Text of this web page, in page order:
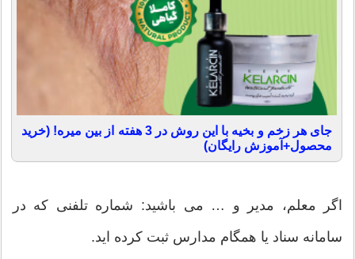
جای هر زخم و بخیه با این روش در 3 هفته از بین میره! (خرید
محصول+آموزش رایگان)
اگر معلم، مدیر و … می باشید: شماره تلفنی که در
سامانه سناد یا همگام مدارس ثبت کرده اید.